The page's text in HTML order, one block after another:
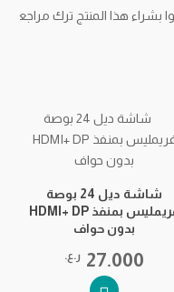
هذا المنتج ترك مراجعة.
شاشة ديل 24 بوصة
فريمليس بمنفذ HDMI+ DP
بدون حواف
27.000 ر.ع.